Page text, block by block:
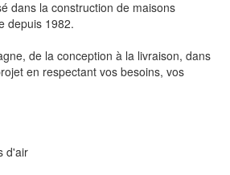
dans la construction de maisons
depuis 1982.
de la conception à la livraison, dans
en respectant vos besoins, vos
d'air